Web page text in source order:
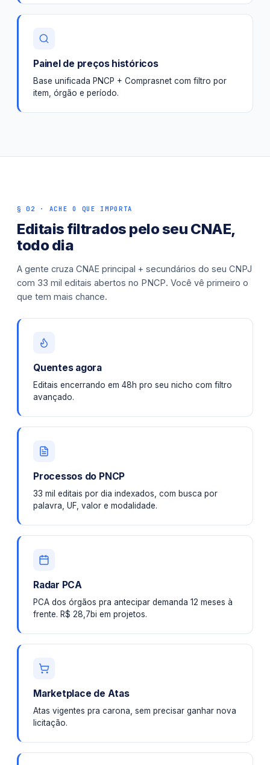
Painel de preços históricos
Base unificada PNCP + Comprasnet com filtro por
item, órgão e período.
§ 02 · ACHE O QUE IMPORTA
Editais filtrados pelo seu CNAE,
todo dia
A gente cruza CNAE principal + secundários do seu CNPJ
com 33 mil editais abertos no PNCP. Você vê primeiro o
que tem mais chance.
Quentes agora
Editais encerrando em 48h pro seu nicho com filtro
avançado.
Processos do PNCP
33 mil editais por dia indexados, com busca por
palavra, UF, valor e modalidade.
Radar PCA
PCA dos órgãos pra antecipar demanda 12 meses à
frente. R$ 28,7bi em projetos.
Marketplace de Atas
Atas vigentes pra carona, sem precisar ganhar nova
licitação.